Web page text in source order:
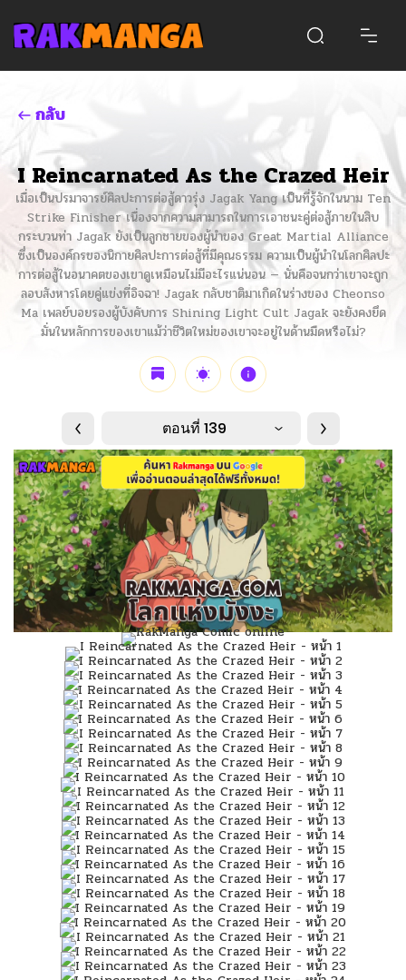
กลับ
I Reincarnated As the Crazed Heir
เมื่อเป็นปรมาจารย์ศิลปะการต่อสู้ดาวรุ่ง Jagak Yang เป็นที่รู้จักในนาม Ten
Strike Finisher เนื่องจากความสามารถในการเอาชนะคู่ต่อสู้ภายในสิบ
กระบวนท่า Jagak ยังเป็นลูกชายของผู้นำของ Great Martial Alliance
ซึ่งเป็นองค์กรของนิกายศิลปะการต่อสู้ที่มีคุณธรรม ความเป็นผู้นำในโลกศิลปะ
การต่อสู้ในอนาคตของเขาดูเหมือนไม่มีอะไรแน่นอน — นั่นคือจนกว่าเขาจะถูก
ลอบสังหารโดยคู่แข่งที่อิจฉา! Jagak กลับชาติมาเกิดในร่างของ Cheonso
Ma เพลย์บอยรองผู้บังคับการ Shining Light Cult Jagak จะยังคงยึด
มั่นในหลักการของเขาแม้ว่าชีวิตใหม่ของเขาจะอยู่ในด้านมืดหรือไม่?
ตอนที่ 139